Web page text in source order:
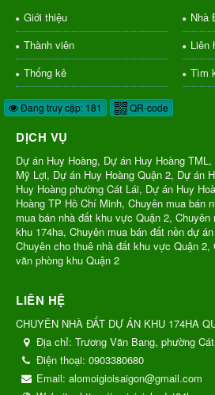
Giới thiệu
Nhà
Thành viên
Liên
Thống kê
Tìm
Đang truy cập: 181 QR-code
DỊCH VỤ
Dự án Huy Hoàng, Dự án Huy Hoàng
Mỹ Lợi, Dự án Huy Hoàng Quận 2, Dự án
Huy Hoàng phường Cát Lái, Dự án Huy
Hoàng TP Hồ Chí Minh, Chuyên mua bán
mua bán nhà đất khu vực Quận 2,
khu 174ha, Chuyên mua bán đất nền dự
Chuyên cho thuê nhà đất khu vực Quận 2,
văn phòng khu Quận 2
LIÊN HỆ
CHUYÊN NHÀ ĐẤT DỰ ÁN KHU 174HA
Địa chỉ: Trương Văn Bang, phường
Điện thoại: 0903380680
Email: alomoigioisaigon@gmail.com